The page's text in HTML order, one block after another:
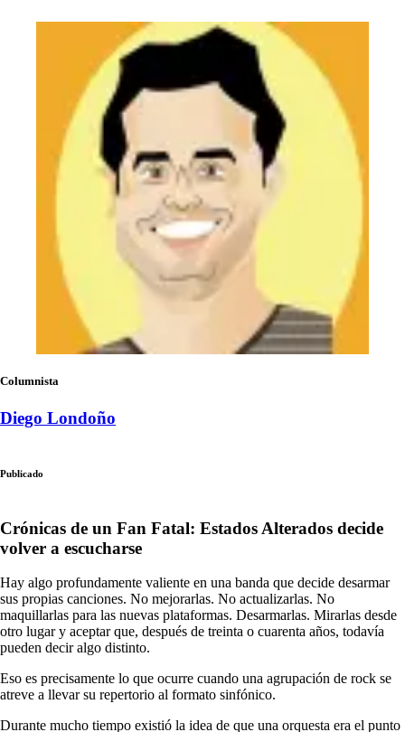
Columnista
Diego Londoño
Publicado
Crónicas de un Fan Fatal: Estados Alterados decide
volver a escucharse
Hay algo profundamente valiente en una banda que decide desarmar
sus propias canciones. No mejorarlas. No actualizarlas. No
maquillarlas para las nuevas plataformas. Desarmarlas. Mirarlas desde
otro lugar y aceptar que, después de treinta o cuarenta años, todavía
pueden decir algo distinto.
Eso es precisamente lo que ocurre cuando una agrupación de rock se
atreve a llevar su repertorio al formato sinfónico.
Durante mucho tiempo existió la idea de que una orquesta era el punto